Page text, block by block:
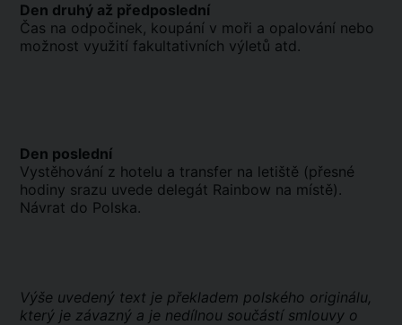
Den druhý až předposlední
Čas na odpočinek, koupání v moři a opalování nebo
možnost využití fakultativních výletů atd.
Den poslední
Vystěhování z hotelu a transfer na letiště (přesné
hodiny srazu uvede delegát Rainbow na místě).
Návrat do Polska.
Výše uvedený text je překladem polského originálu,
který je závazný a je nedílnou součástí smlouvy o